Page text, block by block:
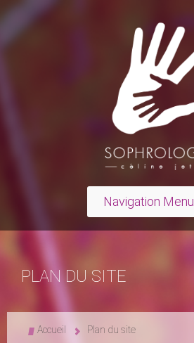
Navigation Menu
PLAN DU SITE
Accueil Plan du site